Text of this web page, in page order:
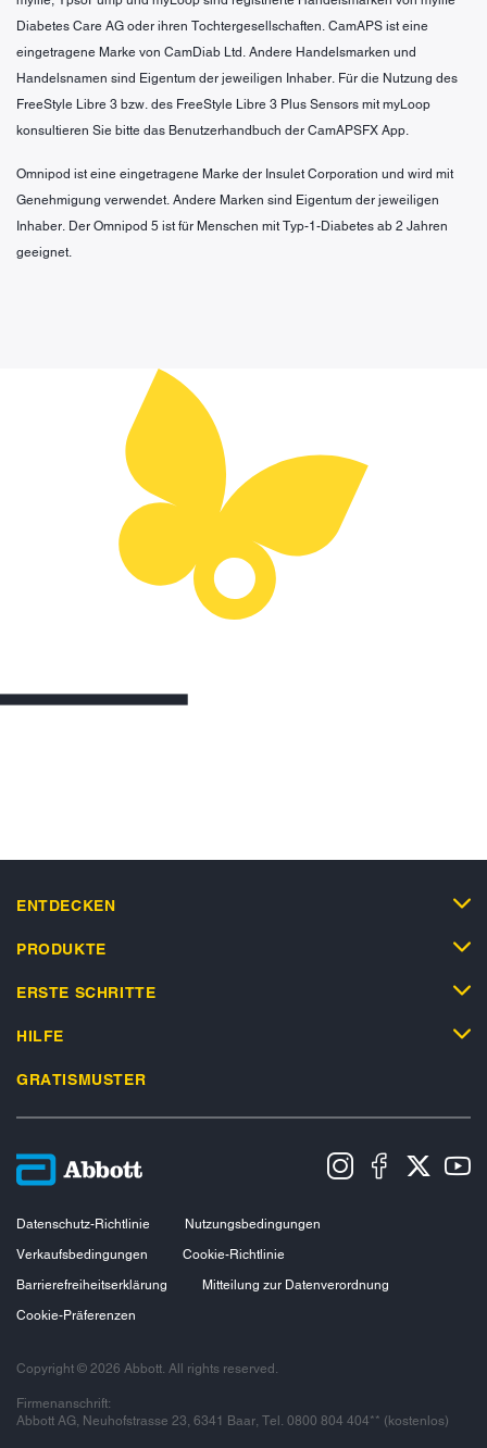
Diabetes Care AG oder ihren Tochtergesellschaften. CamAPS ist eine
eingetragene Marke von CamDiab Ltd. Andere Handelsmarken und
Handelsnamen sind Eigentum der jeweiligen Inhaber. Für die Nutzung des
FreeStyle Libre 3 bzw. des FreeStyle Libre 3 Plus Sensors mit myLoop
konsultieren Sie bitte das Benutzerhandbuch der CamAPSFX App.
Omnipod ist eine eingetragene Marke der Insulet Corporation und wird mit
Genehmigung verwendet. Andere Marken sind Eigentum der jeweiligen
Inhaber. Der Omnipod 5 ist für Menschen mit Typ-1-Diabetes ab 2 Jahren
geeignet.
ENTDECKEN
PRODUKTE
ERSTE SCHRITTE
HILFE
GRATISMUSTER
Datenschutz-Richtlinie
Nutzungsbedingungen
Verkaufsbedingungen
Cookie-Richtlinie
Barrierefreiheitserklärung
Mitteilung zur Datenverordnung
Cookie-Präferenzen
Copyright © 2026 Abbott. All rights reserved.
Firmenanschrift:
Abbott AG, Neuhofstrasse 23, 6341 Baar, Tel. 0800 804 404** (kostenlos)